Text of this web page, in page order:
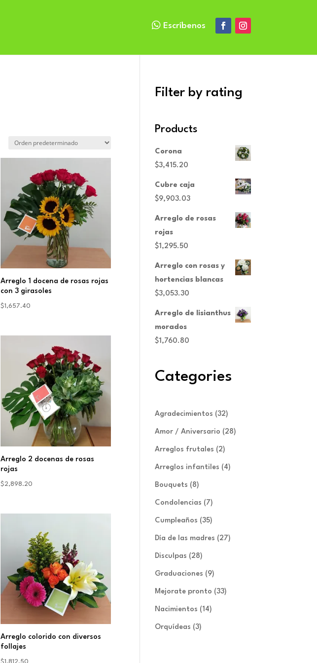
 Escríbenos
Arreglo 1 docena de rosas rojas
con 3 girasoles
$1,657.40
Arreglo 2 docenas de rosas
rojas
$2,898.20
Arreglo colorido con diversos
follajes
Filter by rating
Products
Corona
$3,415.20
Cubre caja
$9,903.03
Arreglo de rosas
rojas
$1,295.50
Arreglo con rosas y
hortencias blancas
$3,053.30
Arreglo de lisianthus
morados
$1,760.80
Categories
Agradecimientos 3232
productos
Amor / Aniversario 2828
Arreglos frutales 22
productos
Arreglos infantiles 44
Bouquets 88
productos
Condolencias 77
productos
Cumpleaños 3535
productos
Día de las madres 2727
Disculpas 2828
productos
Graduaciones 99
productos
Mejorate pronto 3333
Nacimientos 1414
Orquídeas 33